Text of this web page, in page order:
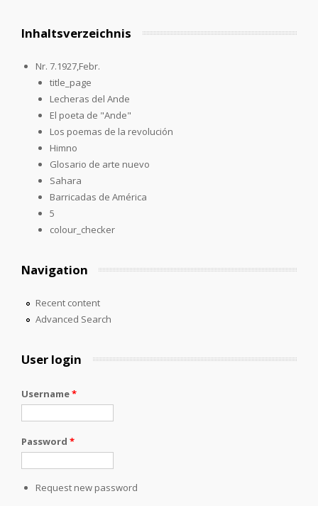
Inhaltsverzeichnis
Nr. 7.1927,Febr.
title_page
Lecheras del Ande
El poeta de "Ande"
Los poemas de la revolución
Himno
Glosario de arte nuevo
Sahara
Barricadas de América
5
colour_checker
Navigation
Recent content
Advanced Search
User login
Username*
Password *
Request new password